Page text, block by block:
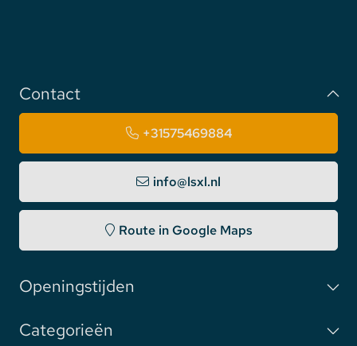
Contact
+31575469884
info@lsxl.nl
Route in Google Maps
Openingstijden
Categorieën